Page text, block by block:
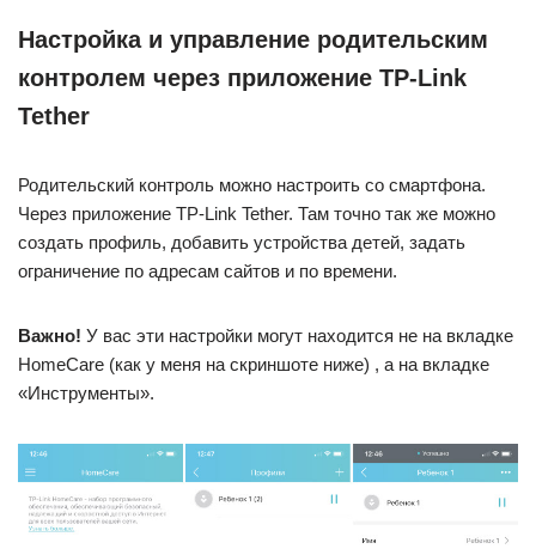
Настройка и управление родительским
контролем через приложение TP-Link
Tether
Родительский контроль можно настроить со смартфона.
Через приложение TP-Link Tether. Там точно так же можно
создать профиль, добавить устройства детей, задать
ограничение по адресам сайтов и по времени.
Важно! У вас эти настройки могут находится не на вкладке
HomeCare (как у меня на скриншоте ниже) , а на вкладке
«Инструменты».